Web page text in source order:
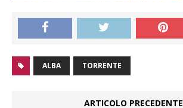
ALBA TORRENTE
ARTICOLO PRECEDENTE